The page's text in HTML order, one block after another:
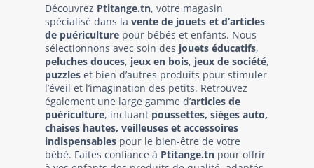
Découvrez Ptitange.tn, votre magasin
spécialisé dans la vente de jouets et d’articles
de puériculture pour bébés et enfants. Nous
sélectionnons avec soin des jouets éducatifs,
peluches douces, jeux en bois, jeux de société,
puzzles et bien d’autres produits pour stimuler
l’éveil et l’imagination des petits. Retrouvez
également une large gamme d’articles de
puériculture, incluant poussettes, sièges auto,
chaises hautes, veilleuses et accessoires
indispensables pour le bien-être de votre
bébé. Faites confiance à Ptitange.tn pour offrir